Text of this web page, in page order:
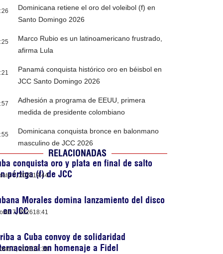
Dominicana retiene el oro del voleibol (f) en
Santo Domingo 2026
Marco Rubio es un latinoamericano frustrado,
afirma Lula
Panamá conquista histórico oro en béisbol en
JCC Santo Domingo 2026
Adhesión a programa de EEUU, primera
medida de presidente colombiano
Dominicana conquista bronce en balonmano
masculino de JCC 2026
RELACIONADAS
conquista oro y plata en final de salto
pértiga (f) de JCC
7, 202619:44
Morales domina lanzamiento del disco
en JCC
7, 202618:41
a Cuba convoy de solidaridad
en homenaje a Fidel
7, 202617:38